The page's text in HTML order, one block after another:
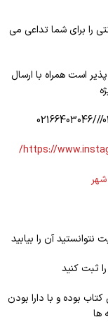
را برای شما تداعی می
از 4 طریق امکان پذیر است همراه با ارسال
https://
آن را بیابید
ثبت کنید
بوده و با دارا بودن
ها